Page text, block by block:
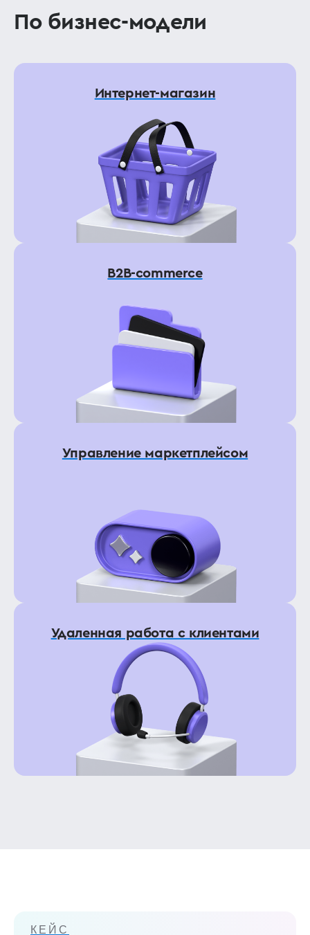
По бизнес-модели
Интернет-магазин
B2B-commerce
Управление маркетплейсом
Удаленная работа с клиентами
КЕЙС